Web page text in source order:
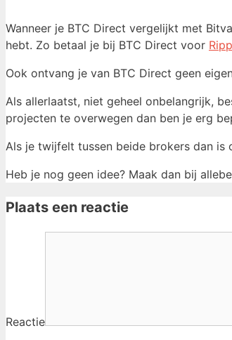
Wanneer je BTC Direct vergelijkt met
hebt. Zo betaal je bij BTC Direct voor
Ook ontvang je van BTC Direct geen
Als allerlaatst, niet geheel onbelangrijk,
projecten te overwegen dan ben je erg
Als je twijfelt tussen beide brokers dan is
Heb je nog geen idee? Maak dan bij
Plaats een reactie
Reactie